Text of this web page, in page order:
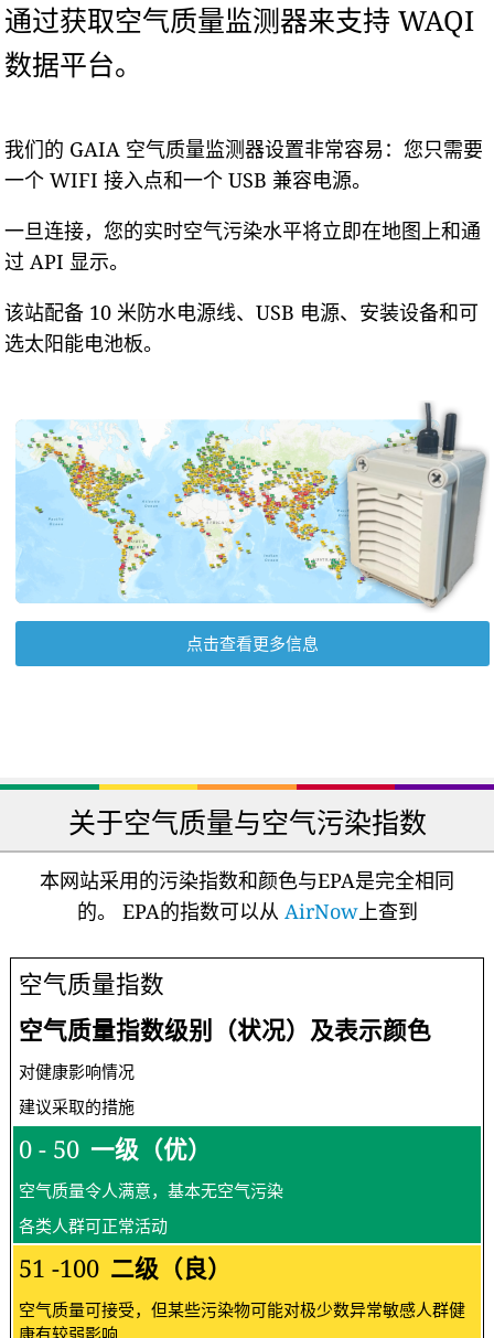
通过获取空气质量监测器来支持 WAQI
数据平台。
我们的 GAIA 空气质量监测器设置非常容易：您只需要
一个 WIFI 接入点和一个 USB 兼容电源。
一旦连接，您的实时空气污染水平将立即在地图上和通
过 API 显示。
该站配备 10 米防水电源线、USB 电源、安装设备和可
选太阳能电池板。
点击查看更多信息
关于空气质量与空气污染指数
本网站采用的污染指数和颜色与EPA是完全相同
的。 EPA的指数可以从 AirNow上查到
空气质量指数
空气质量指数级别（状况）及表示颜色
对健康影响情况
建议采取的措施
0 - 50 一级（优）
空气质量令人满意，基本无空气污染
各类人群可正常活动
51 -100 二级（良）
空气质量可接受，但某些污染物可能对极少数异常敏感人群健
康有较弱影响